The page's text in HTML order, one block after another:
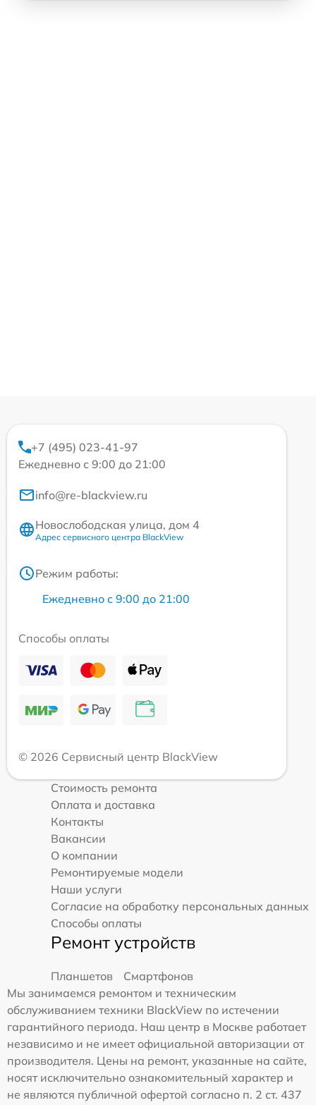
+7 (495) 023-41-97
Ежедневно с 9:00 до 21:00
info@re-blackview.ru
Новослободская улица, дом 4
Адрес сервисного центра BlackView
Режим работы:
Ежедневно с 9:00 до 21:00
Способы оплаты
© 2026 Сервисный центр BlackView
Стоимость ремонта
Оплата и доставка
Контакты
Вакансии
О компании
Ремонтируемые модели
Наши услуги
Согласие на обработку персональных данных
Способы оплаты
Ремонт устройств
Планшетов
Смартфонов
Мы занимаемся ремонтом и техническим
обслуживанием техники BlackView по истечении
гарантийного периода. Наш центр в Москве работает
независимо и не имеет официальной авторизации от
производителя. Цены на ремонт, указанные на сайте,
носят исключительно ознакомительный характер и
не являются публичной офертой согласно п. 2 ст. 437